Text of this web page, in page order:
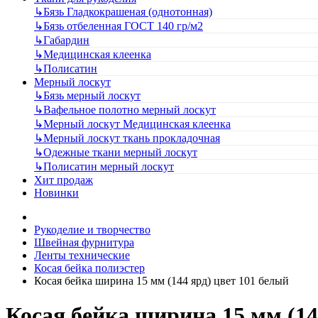
↳Бязь Гладкокрашеная (однотонная)
↳Бязь отбеленная ГОСТ 140 гр/м2
↳Габардин
↳Медицинская клеенка
↳Полисатин
Мерный лоскут
↳Бязь мерный лоскут
↳Вафельное полотно мерный лоскут
↳Мерный лоскут Медицинская клеенка
↳Мерный лоскут ткань прокладочная
↳Одежные ткани мерный лоскут
↳Полисатин мерный лоскут
Хит продаж
Новинки
Рукоделие и творчество
Швейная фурнитура
Ленты технические
Косая бейка полиэстер
Косая бейка ширина 15 мм (144 ярд) цвет 101 белый